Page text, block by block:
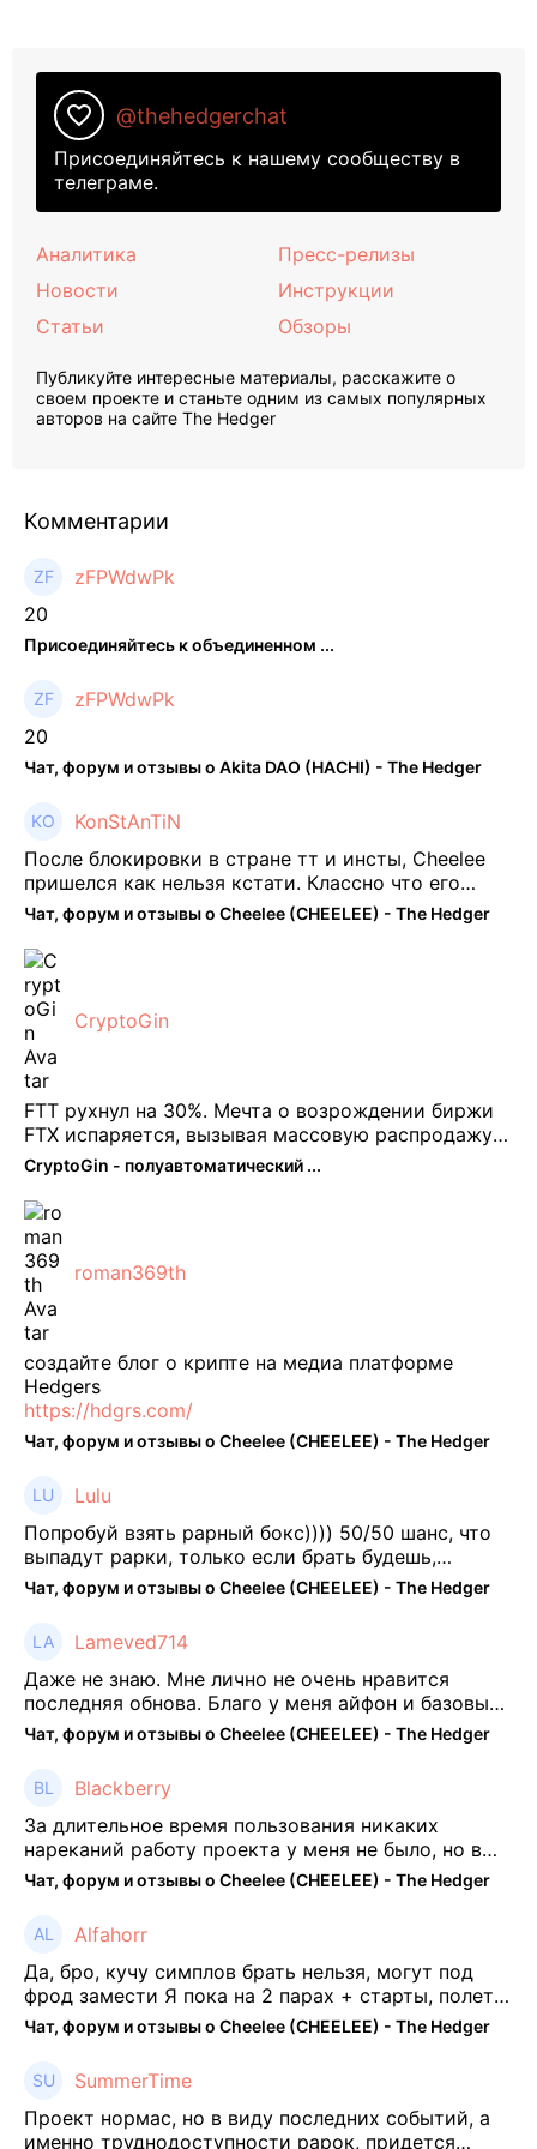
favorite_border @thehedgerchat
Присоединяйтесь к нашему сообществу в
телеграме.
Аналитика
Новости
Статьи
Пресс-релизы
Инструкции
Обзоры
Публикуйте интересные материалы, расскажите о
своем проекте и станьте одним из самых популярных
авторов на сайте The Hedger
Комментарии
zFPWdwPk
20
Присоединяйтесь к объединенном ...
zFPWdwPk
20
Чат, форум и отзывы о Akita DAO (HACHI) - The Hedger
KonStAnTiN
После блокировки в стране тт и инсты, Cheelee
пришелся как нельзя кстати. Классно что его
можно юзать без так уже всем надоевшего vpn.
Сейчас просто чилю и наслаждаюсь др ...
Чат, форум и отзывы о Cheelee (CHEELEE) - The Hedger
CryptoGin
FTT рухнул на 30%. Мечта о возрождении биржи
FTX испаряется, вызывая массовую распродажу
ее собственного токена FTT. По словам Кайко , 5
февраля FTT, ныне бесполезная ...
CryptoGin - полуавтоматический ...
roman369th
создайте блог о крипте на медиа платформе
Hedgers
https://hdgrs.com/
Чат, форум и отзывы о Cheelee (CHEELEE) - The Hedger
Lulu
Попробуй взять рарный бокс)))) 50/50 шанс, что
выпадут рарки, только если брать будешь,
отпиши потом что да как))
Чат, форум и отзывы о Cheelee (CHEELEE) - The Hedger
Lameved714
Даже не знаю. Мне лично не очень нравится
последняя обнова. Благо у меня айфон и базовые
механики платформы остались не тронуты. То
есть нет автоматической прокачки как у ...
Чат, форум и отзывы о Cheelee (CHEELEE) - The Hedger
Blackberry
За длительное время пользования никаких
нареканий работу проекта у меня не было, но в
последнее несколько месяцев как то его
подзабросил (было много изменений, решил отси
Чат, форум и отзывы о Cheelee (CHEELEE) - The Hedger
Alfahorr
Да, бро, кучу симплов брать нельзя, могут под
фрод замести Я пока на 2 парах + старты, полет
нормальный🤓👌🏻
Чат, форум и отзывы о Cheelee (CHEELEE) - The Hedger
SummerTime
Проект нормас, но в виду последних событий, а
именно труднодоступности рарок, придется